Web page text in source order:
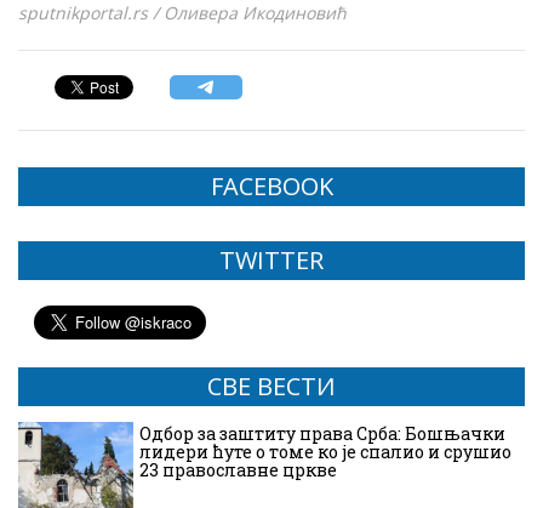
sputnikportal.rs / Оливера Икодиновић
FACEBOOK
TWITTER
СВЕ ВЕСТИ
Одбор за заштиту права Срба: Бошњачки
лидери ћуте о томе ко је спалио и срушио
23 православне цркве